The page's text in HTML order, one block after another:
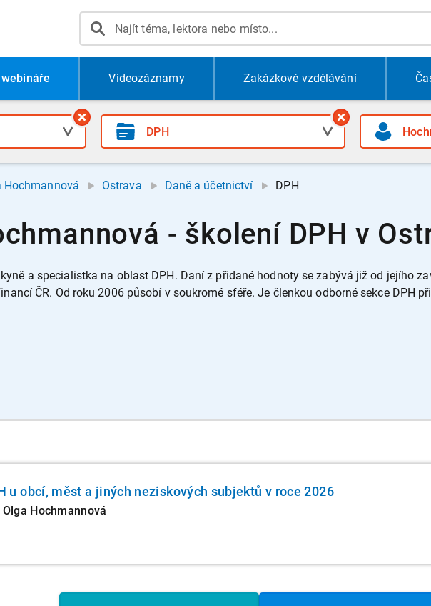
Videozáznamy Zakázkové vzdělávání
Hochmannová Ostrava Daně a účetnictví DPH
- školení DPH v
a specialistka na oblast DPH. Daní z přidané hodnoty se zabývá již od jejího
ČR. Od roku 2006 působí v soukromé sféře. Je členkou odborné sekce DPH
u obcí, měst a jiných neziskových subjektů v roce 2026
Olga Hochmannová